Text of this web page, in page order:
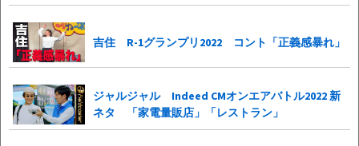
吉住 R-1グランプリ2022 コント「正義感暴れ」
ジャルジャル Indeed CMオンエアバトル2022 新
ネタ 「家電量販店」「レストラン」